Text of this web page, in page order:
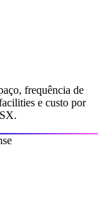
frequência de
e custo por